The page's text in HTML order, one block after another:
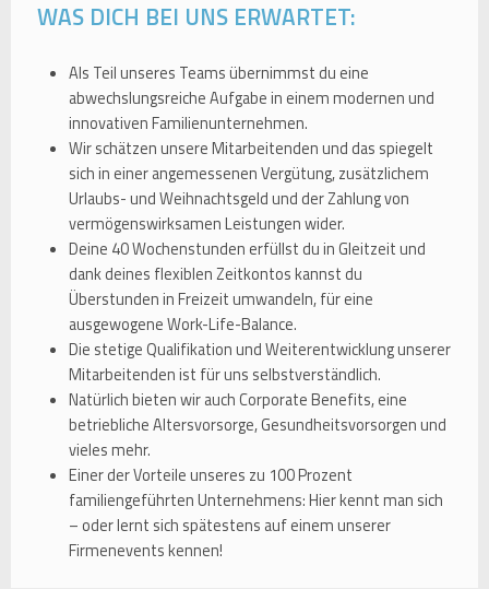
WAS DICH BEI UNS ERWARTET:
Als Teil unseres Teams übernimmst du eine
abwechslungsreiche Aufgabe in einem modernen und
innovativen Familienunternehmen.
Wir schätzen unsere Mitarbeitenden und das spiegelt
sich in einer angemessenen Vergütung, zusätzlichem
Urlaubs- und Weihnachtsgeld und der Zahlung von
vermögenswirksamen Leistungen wider.
Deine 40 Wochenstunden erfüllst du in Gleitzeit und
dank deines flexiblen Zeitkontos kannst du
Überstunden in Freizeit umwandeln, für eine
ausgewogene Work-Life-Balance.
Die stetige Qualifikation und Weiterentwicklung unserer
Mitarbeitenden ist für uns selbstverständlich.
Natürlich bieten wir auch Corporate Benefits, eine
betriebliche Altersvorsorge, Gesundheitsvorsorgen und
vieles mehr.
Einer der Vorteile unseres zu 100 Prozent
familiengeführten Unternehmens: Hier kennt man sich
– oder lernt sich spätestens auf einem unserer
Firmenevents kennen!